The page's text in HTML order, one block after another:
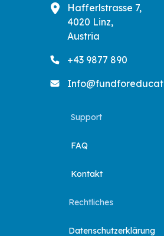
Hafferlstrasse 7,
4020 Linz,
Austria
+43 9877 890
Support
FAQ
Kontakt
Rechtliches
Datenschutzerklärung